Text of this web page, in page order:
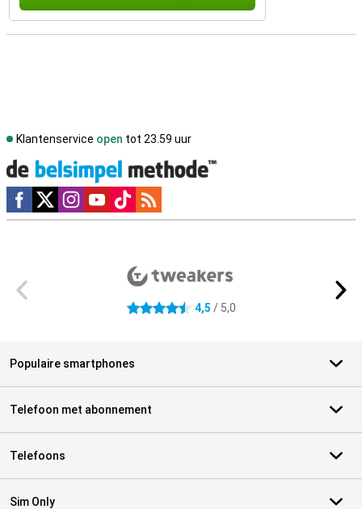
Klantenservice open tot 23.59 uur
Social media
4.5 sterren 4,5 / 5,0
Populaire smartphones
Telefoon met abonnement
Telefoons
Sim Only